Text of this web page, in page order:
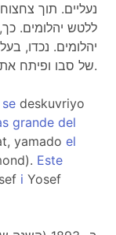
נעליים. תוך
של סבו ופיתח את בית המלאכה הקטן למלטשה גדולה.
se deskuvriyo
grande del
yamado el
Este
i Yosef